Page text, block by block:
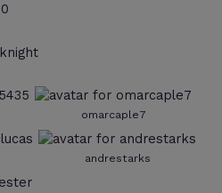
omarcaple7
andrestarks